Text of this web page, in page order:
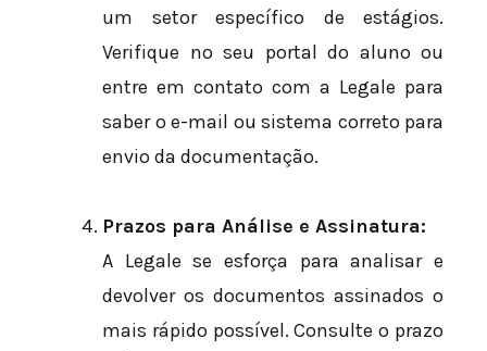
um setor específico de estágios.
Verifique no seu portal do aluno ou
entre em contato com a Legale para
saber o e-mail ou sistema correto para
envio da documentação.
Prazos para Análise e Assinatura:
A Legale se esforça para analisar e
devolver os documentos assinados o
mais rápido possível. Consulte o prazo